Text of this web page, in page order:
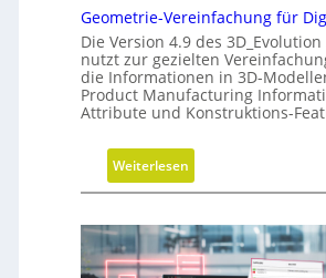
m
a
p
C
-
S
i
m
u
l
a
i
o
Geometrie-Vereinfachung für
Die Version 4.9 des
nutzt zur gezielten
die Informationen in 3D-
Product Manufacturing
Attribute und Konstruktions-
Weiterlesen:
G
o
m